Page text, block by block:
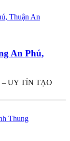
An Phú,
UY TÍN TẠO